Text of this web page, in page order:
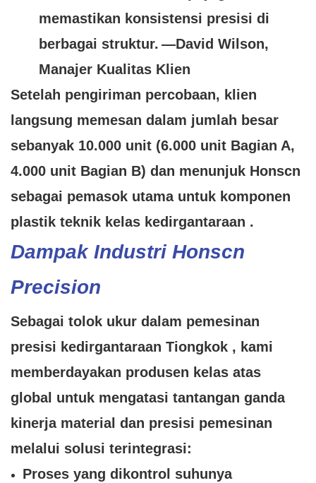
memastikan konsistensi presisi di
berbagai struktur. —David Wilson,
Manajer Kualitas Klien
Setelah pengiriman percobaan, klien
langsung memesan dalam jumlah besar
sebanyak 10.000 unit (6.000 unit Bagian A,
4.000 unit Bagian B) dan menunjuk Honscn
sebagai pemasok utama untuk komponen
plastik teknik kelas kedirgantaraan .
Dampak Industri Honscn
Precision
Sebagai tolok ukur dalam pemesinan
presisi kedirgantaraan Tiongkok , kami
memberdayakan produsen kelas atas
global untuk mengatasi tantangan ganda
kinerja material dan presisi pemesinan
melalui solusi terintegrasi:
Proses yang dikontrol suhunya